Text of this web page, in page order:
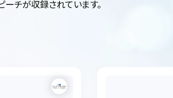
チが収録されています。